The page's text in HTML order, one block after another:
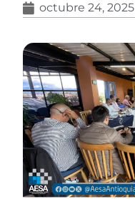
octubre 24, 2025